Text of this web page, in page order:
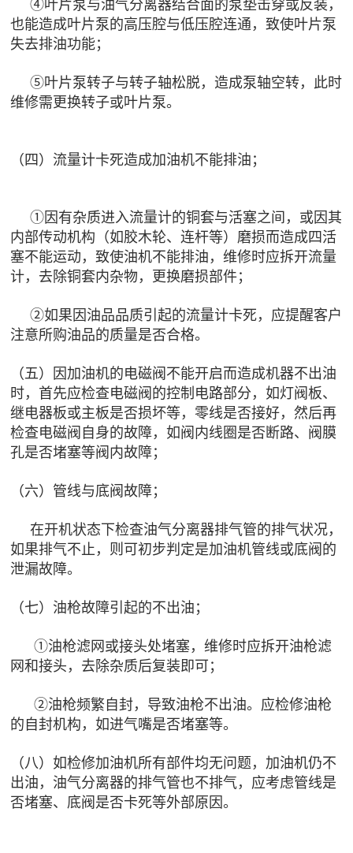
④叶片泵与油气分离器结合面的泵垫击穿或反装，
也能造成叶片泵的高压腔与低压腔连通，致使叶片泵
失去排油功能；
⑤叶片泵转子与转子轴松脱，造成泵轴空转，此时
维修需更换转子或叶片泵。
（四）流量计卡死造成加油机不能排油；
①因有杂质进入流量计的铜套与活塞之间，或因其
内部传动机构（如胶木轮、连杆等）磨损而造成四活
塞不能运动，致使油机不能排油，维修时应拆开流量
计，去除铜套内杂物，更换磨损部件；
②如果因油品品质引起的流量计卡死，应提醒客户
注意所购油品的质量是否合格。
（五）因加油机的电磁阀不能开启而造成机器不出油
时，首先应检查电磁阀的控制电路部分，如灯阀板、
继电器板或主板是否损坏等，零线是否接好，然后再
检查电磁阀自身的故障，如阀内线圈是否断路、阀膜
孔是否堵塞等阀内故障；
（六）管线与底阀故障；
在开机状态下检查油气分离器排气管的排气状况，
如果排气不止，则可初步判定是加油机管线或底阀的
泄漏故障。
（七）油枪故障引起的不出油；
①油枪滤网或接头处堵塞，维修时应拆开油枪滤
网和接头，去除杂质后复装即可；
②油枪频繁自封，导致油枪不出油。应检修油枪
的自封机构，如进气嘴是否堵塞等。
（八）如检修加油机所有部件均无问题，加油机仍不
出油，油气分离器的排气管也不排气，应考虑管线是
否堵塞、底阀是否卡死等外部原因。